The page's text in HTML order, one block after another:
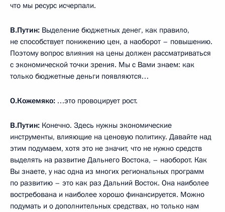
что мы ресурс исчерпали.
В.Путин: Выделение бюджетных денег, как правило,
не способствует понижению цен, а наоборот – повышению.
Поэтому вопрос влияния на цены должен рассматриваться
с экономической точки зрения. Мы с Вами знаем: как
только бюджетные деньги появляются…
О.Кожемяко: …это провоцирует рост.
В.Путин: Конечно. Здесь нужны экономические
инструменты, влияющие на ценовую политику. Давайте над
этим подумаем, хотя это не значит, что не нужно средств
выделять на развитие Дальнего Востока, – наоборот. Как
Вы знаете, у нас одна из многих региональных программ
по развитию – это как раз Дальний Восток. Она наиболее
востребована и наиболее хорошо финансируется. Можно
подумать и о дополнительных средствах, но только нам